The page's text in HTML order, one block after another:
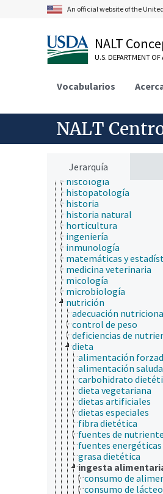
An official website of the
NALT
U.S. DEPARTMENT OF
Vocabularios
NALT
Jerarquía
ecología
educación
embriología
endocrinología
etiología
física
fisiopatología
genética
geografía
geología
higiene
histología
histopatología
historia
historia natural
horticultura
ingeniería
inmunología
matemáticas y
medicina veterinaria
micología
microbiología
nutrición
adecuación
control de peso
deficiencias de
dieta
alimentación
alimentación
carbohidrato
dieta vegetariana
dietas artificiales
dietas especiales
fibra dietética
fuentes de
fuentes
grasa dietética
ingesta
consumo de
consumo de